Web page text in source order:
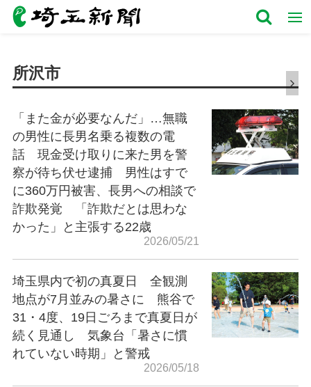
所沢市
「また金が必要なんだ」…無職
の男性に長男名乗る複数の電
話 現金受け取りに来た男を警
察が待ち伏せ逮捕 男性はすで
に360万円被害、長男への相談で
詐欺発覚 「詐欺だとは思わな
かった」と主張する22歳
2026/05/21
埼玉県内で初の真夏日 全観測
地点が7月並みの暑さに 熊谷で
31・4度、19日ごろまで真夏日が
続く見通し 気象台「暑さに慣
れていない時期」と警戒
2026/05/18